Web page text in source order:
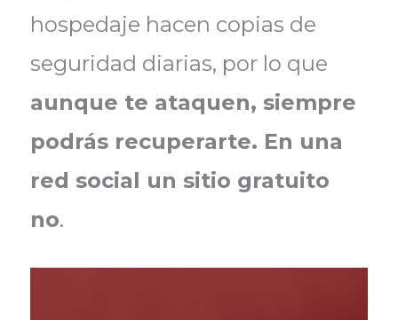
hospedaje hacen copias de
seguridad diarias, por lo que
aunque te ataquen, siempre
podrás recuperarte. En una
red social un sitio gratuito
no.